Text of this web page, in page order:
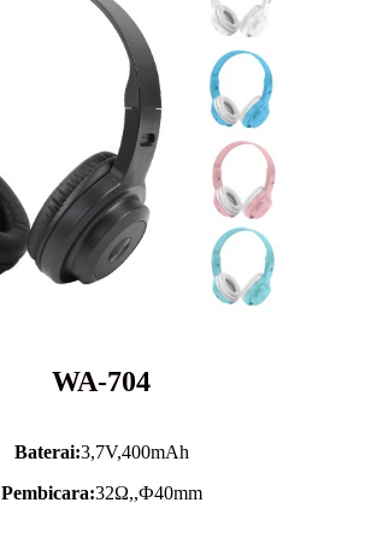
WA-704
Baterai:3,7V,400mAh
Pembicara:32Ω,,Ф40mm